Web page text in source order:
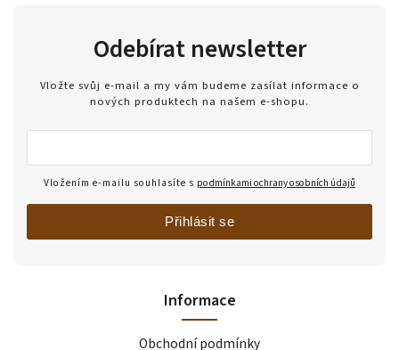
Informace
Obchodní podmínky
Odebírat newsletter
Vložte svůj e-mail a my vám budeme zasílat informace o
nových produktech na našem e-shopu.
Vložením e-mailu souhlasíte s podmínkami ochrany osobních údajů
Přihlásit se